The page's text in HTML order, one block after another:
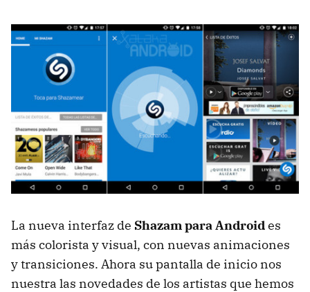
La nueva interfaz de Shazam para Androides
más colorista y visual, con nuevas animaciones
y transiciones. Ahora su pantalla de inicio nos
nuestra las novedades de los artistas que hemos